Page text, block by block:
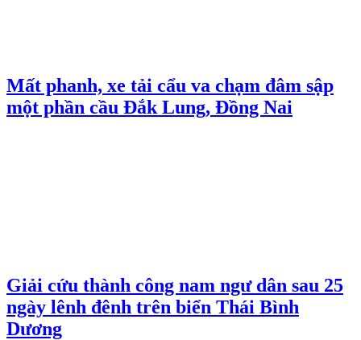
Mất phanh, xe tải cẩu va chạm đâm sập
một phần cầu Đắk Lung, Đồng Nai
Giải cứu thành công nam ngư dân sau 25
ngày lênh đênh trên biển Thái Bình
Dương